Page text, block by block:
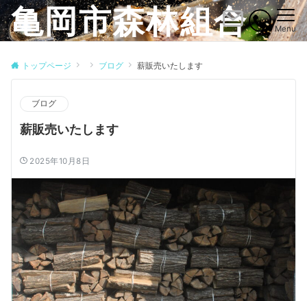
亀岡市森林組合 Menu
トップページ ブログ 薪販売いたします
ブログ
薪販売いたします
2025年10月8日